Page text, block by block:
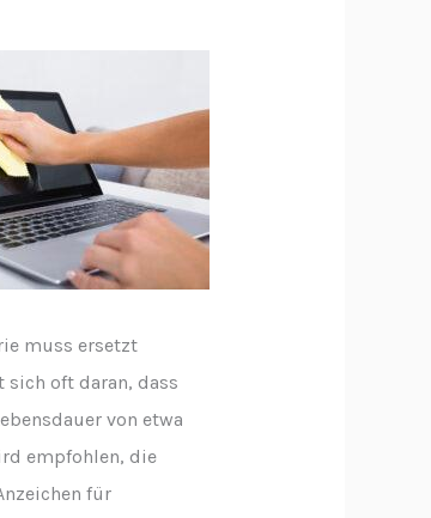
muss ersetzt
sich oft daran, dass
von etwa
empfohlen, die
für